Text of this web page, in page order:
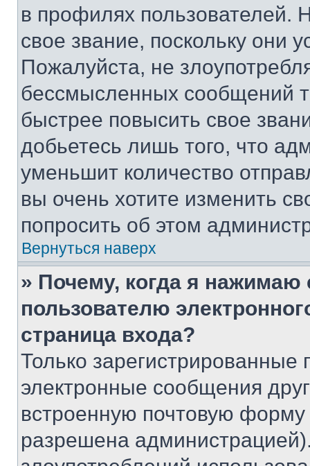
в профилях
свое звание, поскольку они
Пожалуйста, не
бессмысленных сообщений
быстрее повысить свое
добьетесь лишь того, что
уменьшит количество
вы очень хотите изменить
попросить об этом
Вернуться наверх
» Почему, когда я нажимаю
пользователю
страница входа?
Только зарегистрированные
электронные сообщения
встроенную почтовую
разрешена